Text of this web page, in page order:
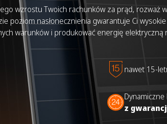
wzrostu Twoich rachunków za prąd,
poziom nasłonecznienia gwarantuje Ci
warunków i produkować energię
nawet 15-
z